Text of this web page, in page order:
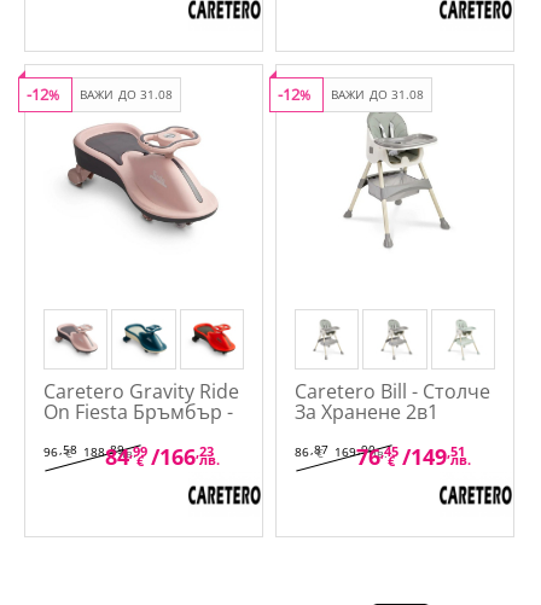
ВАЖИ ДО 31.08
-12%
Caretero Gravity Ride
On Fiesta Бръмбър -
Кола За Возене
96 ,58
€ 188,89лв.
84,99
€ /166 ,23
лв.
ВАЖИ ДО 31.08
-12%
Caretero Bill - Столче
За Хранене 2в1
86 ,87
€ 169,90лв.
76,45
€ /149 ,51
лв.